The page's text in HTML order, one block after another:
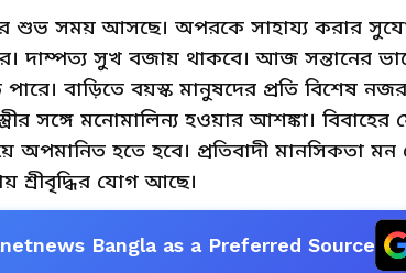
শুভ সময় আসছে। অপরকে সাহায্য করার
দাম্পত্য সুখ বজায় থাকবে। আজ সন্তানের
বাড়িতে বয়স্ক মানুষদের প্রতি বিশেষ
স্ত্রীর সঙ্গে মনোমালিন্য হওয়ার আশঙ্কা।
অপমানিত হতে হবে। প্রতিবাদী মানসিকতা
শ্রীবৃদ্ধির যোগ আছে।
Bangla as a Preferred Source